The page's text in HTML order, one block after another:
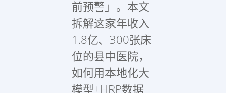
前预警」。本文
拆解这家年收入
1.8亿、300张床
位的县中医院，
如何用本地化大
模型+HRP数据